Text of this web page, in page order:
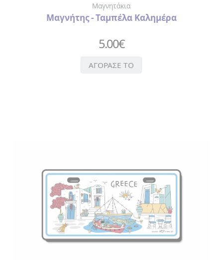
Μαγνητάκια
Μαγνήτης - Ταμπέλα Καλημέρα
5.00€
ΑΓΟΡΑΣΕ ΤΟ